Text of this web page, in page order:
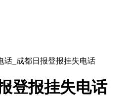
话_成都日报登报挂失电话
登报挂失电话